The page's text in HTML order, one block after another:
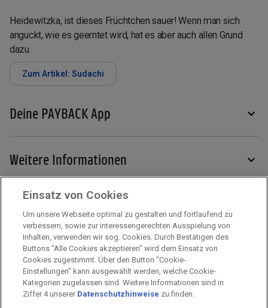
Heidewitzka, ist dieses Früchtchen sauer! Wenn man sich
anguckt, wie es geerntet wird, hat es aber auch allen Grund
dazu.
Zum Artikel: Sudachi
Deine PAYBACK App
Weitere Informationen
Mehr zu PAYBACK
Impressum
Einsatz von Cookies
Um unsere Webseite optimal zu gestalten und fortlaufend zu
verbessern, sowie zur interessengerechten Ausspielung von
Inhalten, verwenden wir sog. Cookies. Durch Bestätigen des
Buttons "Alle Cookies akzeptieren" wird dem Einsatz von
Cookies zugestimmt. Über den Button "Cookie-
Einstellungen" kann ausgewählt werden, welche Cookie-
Kategorien zugelassen sind. Weitere Informationen sind in
Ziffer 4 unserer Datenschutzhinweise zu finden.